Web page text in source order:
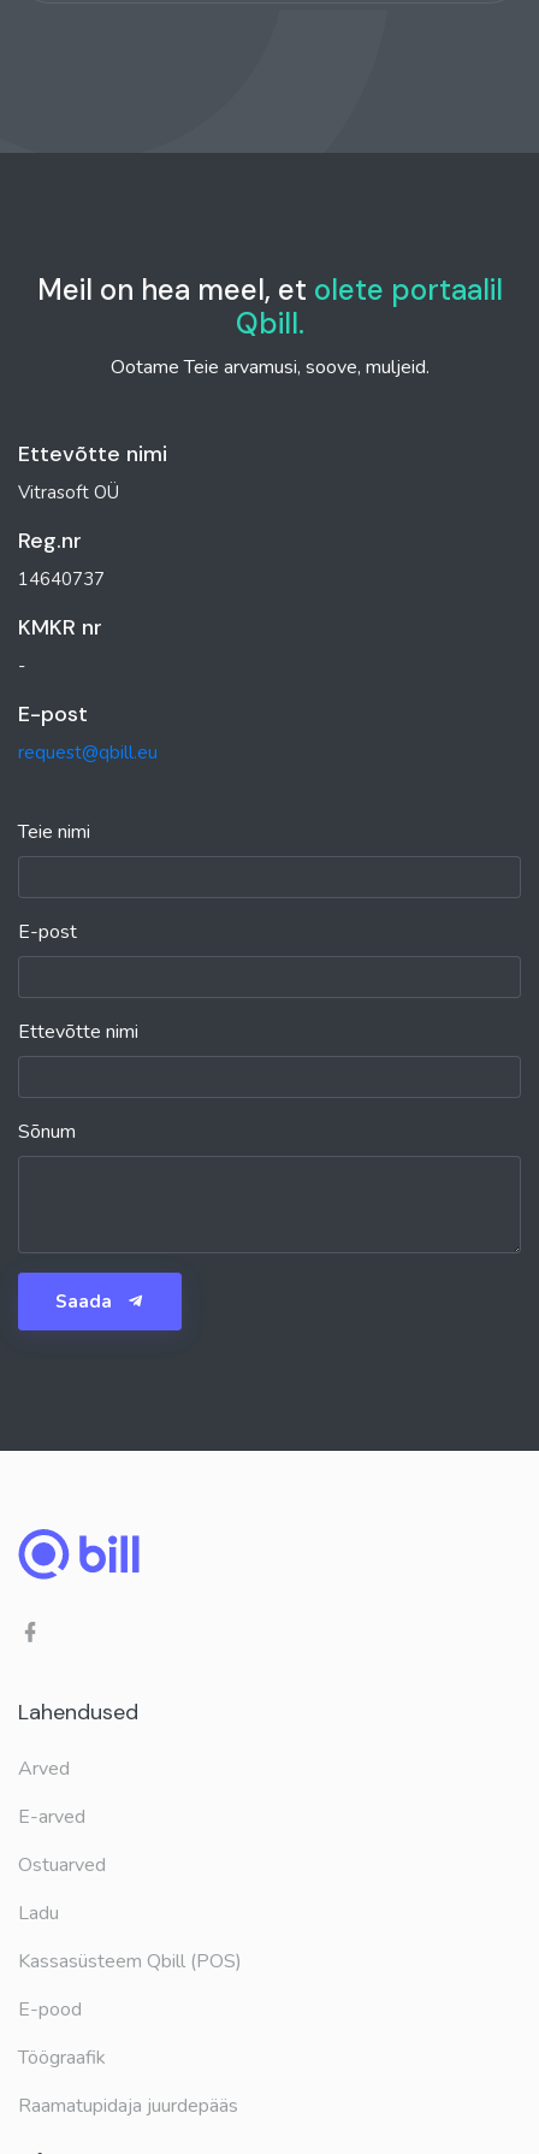
Meil on hea meel, et olete portaalil
Qbill.
Ootame Teie arvamusi, soove, muljeid.
Ettevõtte nimi
Vitrasoft OÜ
Reg.nr
14640737
KMKR nr
-
E-post
request@qbill.eu
Teie nimi
E-post
Ettevõtte nimi
Sõnum
Saada
Lahendused
Arved
E-arved
Ostuarved
Ladu
Kassasüsteem Qbill (POS)
E-pood
Töögraafik
Raamatupidaja juurdepääs